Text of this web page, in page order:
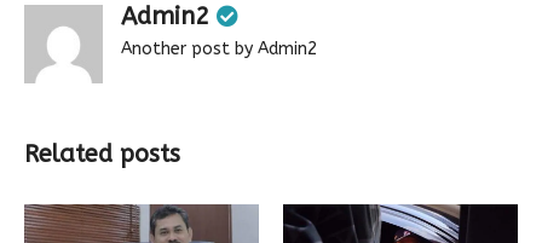
Admin2
Another post by Admin2
Related posts